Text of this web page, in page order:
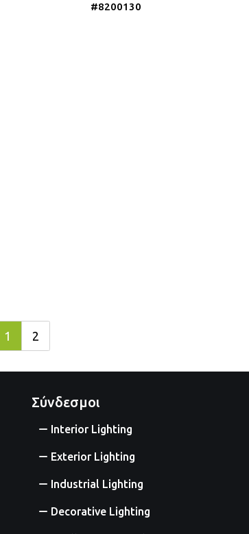
#8200130
1 2
Σύνδεσμοι
Interior Lighting
Exterior Lighting
Industrial Lighting
Decorative Lighting